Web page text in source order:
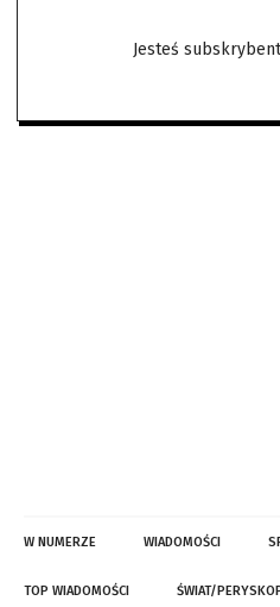
Jesteś
W NUMERZE WIADOMOŚCI
TOP WIADOMOŚCI ŚWIAT/